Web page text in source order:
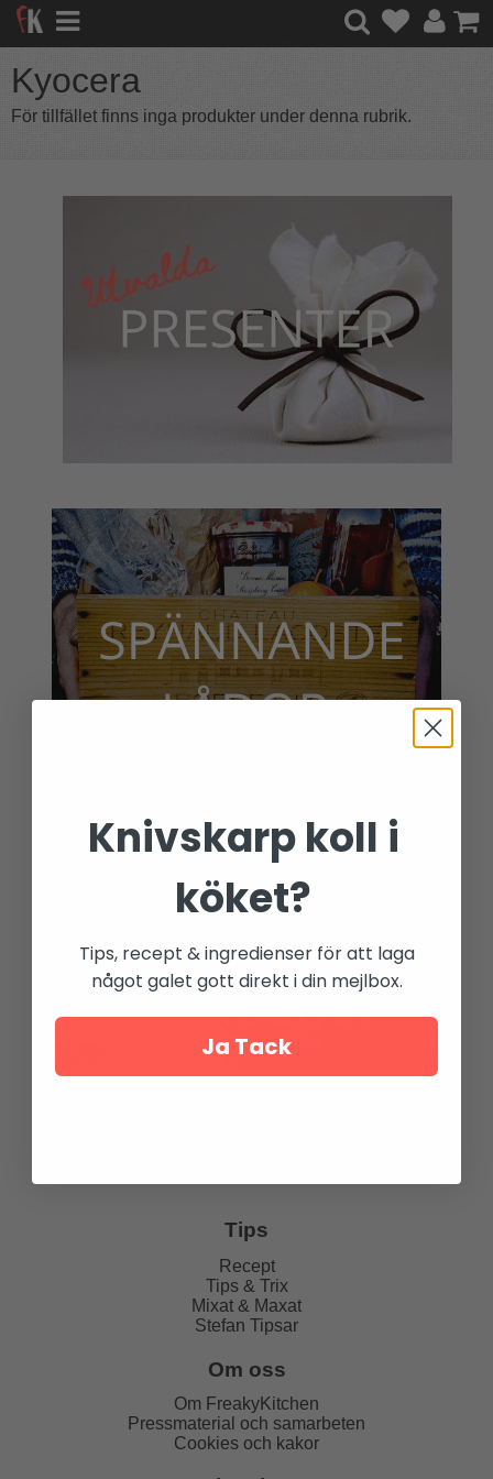
Kyocera
För tillfället finns inga produkter under denna rubrik.
Tips
Recept
Tips & Trix
Mixat & Maxat
Stefan Tipsar
Om oss
Om FreakyKitchen
Pressmaterial och samarbeten
Cookies och kakor
Knivskarp koll i
köket?
Tips, recept & ingredienser för att laga
något galet gott direkt i din mejlbox.
Ja Tack